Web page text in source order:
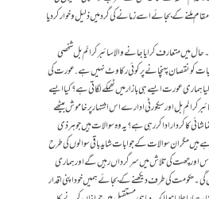
ملنے کے بجائے اسے زمانے کی گرد میں ذلیل و خوار کر دیا
حال میں متعارف کرایا جانے والا سائبر کرائم بل شخصی
کو نقصان پہنچانے پر کوئی رکاوٹ نہیں ہے. عورت کی
ہماری عورت ایسے ہی بازار میں ٹھمکے لگاتی ہے؟ کیا ایسے
کرائم بل اور سیکورٹی ادارے اس اشتہار پر خاموش بیٹھے
کا کردار ادا کر رہی ہے؟ یہ وہ سوالات ہیں جو ہر ذی
ہیں مگر ان سوالات کے جوابات شاید باقی سوالوں کی طرح
اور چھت کی تلاش میں سرگرداں رہیں گے اور ہماری
گی۔ حکومت کی طرف دیکھنے کے بجائے ہمیں خود اپنی اقدار